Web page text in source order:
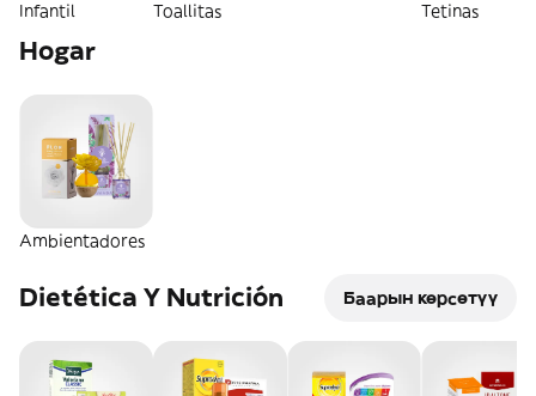
Infantil
Toallitas
Tetinas
Hogar
Ambientadores
Dietética Y Nutrición Баарын көрсөтүү